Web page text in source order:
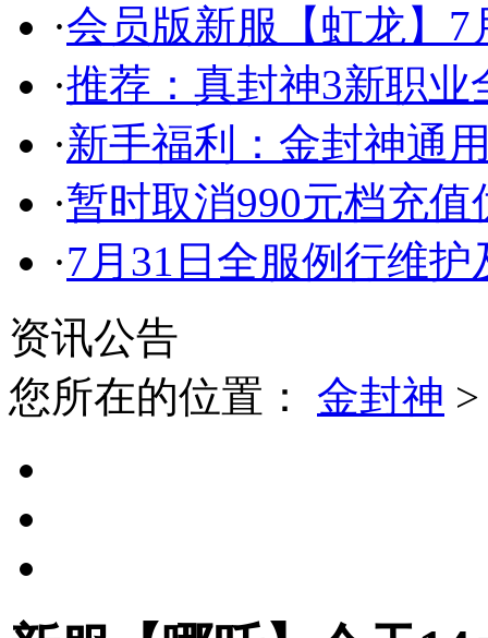
·会员版新服【虹龙】7
·推荐：真封神3新职业
·新手福利：金封神通
·暂时取消990元档充值
·7月31日全服例行维护
资讯公告
您所在的位置： 金封神